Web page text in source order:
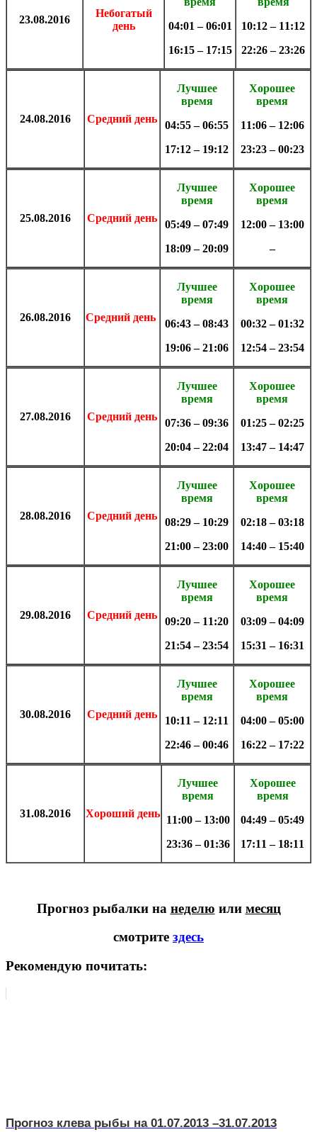
23.08.2016
Небогатый
день
04:01 – 06:01
16:15 – 17:15
10:12 – 11:12
22:26 – 23:26
24.08.2016 Средний день
Лучшее
время
04:55 – 06:55
17:12 – 19:12
Хорошее
время
11:06 – 12:06
23:23 – 00:23
25.08.2016 Средний день
Лучшее
время
05:49 – 07:49
18:09 – 20:09
Хорошее
время
12:00 – 13:00
–
26.08.2016 Средний день
Лучшее
время
06:43 – 08:43
19:06 – 21:06
Хорошее
время
00:32 – 01:32
12:54 – 23:54
27.08.2016 Средний день
Лучшее
время
07:36 – 09:36
20:04 – 22:04
Хорошее
время
01:25 – 02:25
13:47 – 14:47
28.08.2016 Средний день
Лучшее
время
08:29 – 10:29
21:00 – 23:00
Хорошее
время
02:18 – 03:18
14:40 – 15:40
29.08.2016 Средний день
Лучшее
время
09:20 – 11:20
21:54 – 23:54
Хорошее
время
03:09 – 04:09
15:31 – 16:31
30.08.2016 Средний день
Лучшее
время
10:11 – 12:11
22:46 – 00:46
Хорошее
время
04:00 – 05:00
16:22 – 17:22
31.08.2016 Хороший день
Лучшее
время
11:00 – 13:00
23:36 – 01:36
Хорошее
время
04:49 – 05:49
17:11 – 18:11
Прогноз рыбалки на неделю или месяц
смотрите здесь
Рекомендую почитать:
Прогноз клева рыбы на 01.07.2013 –31.07.2013